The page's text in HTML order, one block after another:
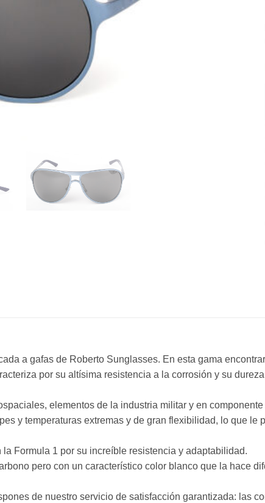
a gafas de Roberto Sunglasses. En esta gama
por su altísima resistencia a la corrosión y su
elementos de la industria militar y en
y temperaturas extremas y de gran flexibilidad, lo que le
la Formula 1 por su increíble resistencia y adaptabilidad.
pero con un característico color blanco que la hace
de nuestro servicio de satisfacción garantizada: las